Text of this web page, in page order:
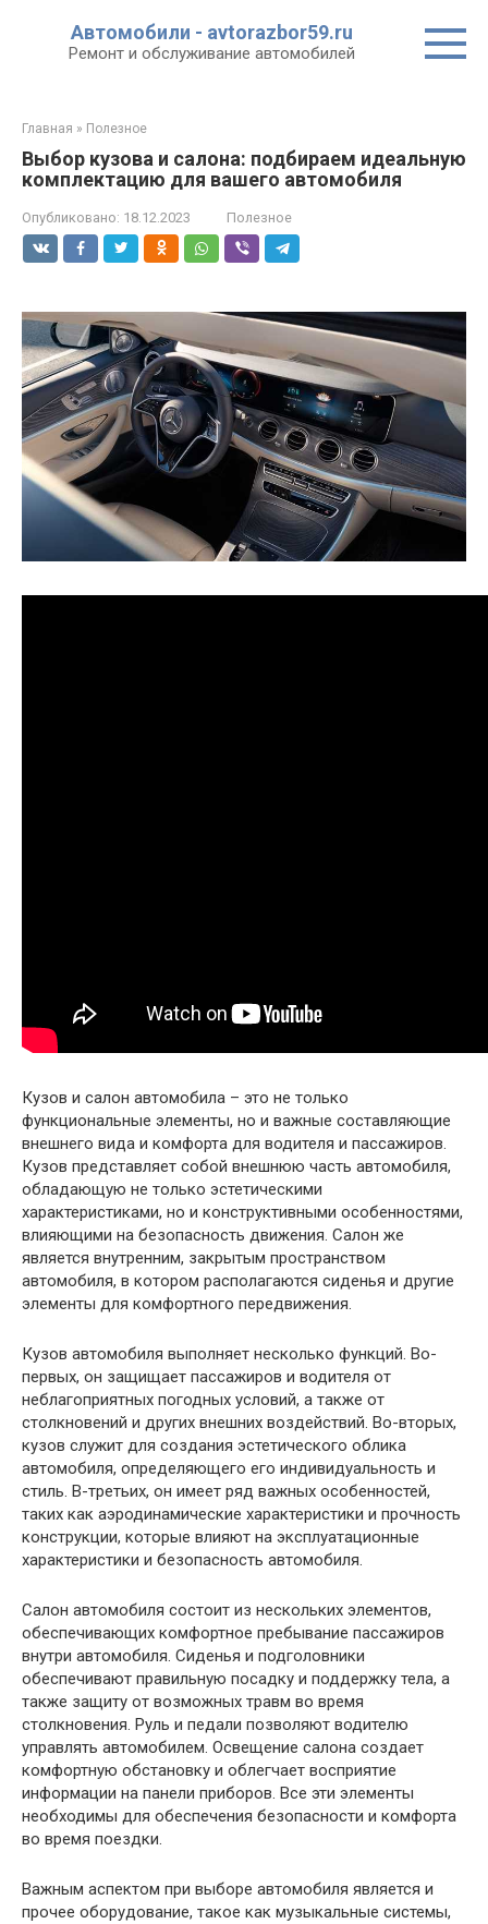
Автомобили - avtorazbor59.ru
Ремонт и обслуживание автомобилей
Главная » Полезное
Выбор кузова и салона: подбираем идеальную
комплектацию для вашего автомобиля
Опубликовано: 18.12.2023 Полезное
Кузов и салон автомобила – это не только
функциональные элементы, но и важные составляющие
внешнего вида и комфорта для водителя и пассажиров.
Кузов представляет собой внешнюю часть автомобиля,
обладающую не только эстетическими
характеристиками, но и конструктивными особенностями,
влияющими на безопасность движения. Салон же
является внутренним, закрытым пространством
автомобиля, в котором располагаются сиденья и другие
элементы для комфортного передвижения.
Кузов автомобиля выполняет несколько функций. Во-
первых, он защищает пассажиров и водителя от
неблагоприятных погодных условий, а также от
столкновений и других внешних воздействий. Во-вторых,
кузов служит для создания эстетического облика
автомобиля, определяющего его индивидуальность и
стиль. В-третьих, он имеет ряд важных особенностей,
таких как аэродинамические характеристики и прочность
конструкции, которые влияют на эксплуатационные
характеристики и безопасность автомобиля.
Салон автомобиля состоит из нескольких элементов,
обеспечивающих комфортное пребывание пассажиров
внутри автомобиля. Сиденья и подголовники
обеспечивают правильную посадку и поддержку тела, а
также защиту от возможных травм во время
столкновения. Руль и педали позволяют водителю
управлять автомобилем. Освещение салона создает
комфортную обстановку и облегчает восприятие
информации на панели приборов. Все эти элементы
необходимы для обеспечения безопасности и комфорта
во время поездки.
Важным аспектом при выборе автомобиля является и
прочее оборудование, такое как музыкальные системы,